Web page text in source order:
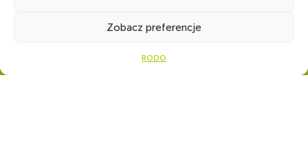
Zobacz preferencje
RODO
Twoje wsparcie, nasza